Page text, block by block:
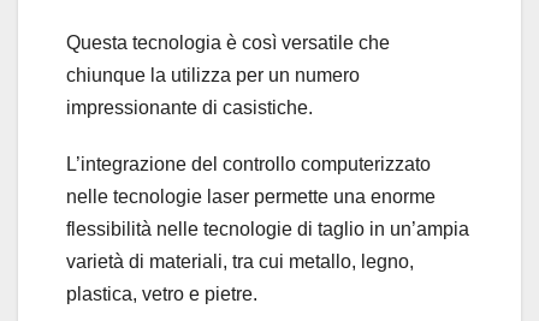
Questa tecnologia è così versatile che
chiunque la utilizza per un numero
impressionante di casistiche.
L’integrazione del controllo computerizzato
nelle tecnologie laser permette una enorme
flessibilità nelle tecnologie di taglio in un’ampia
varietà di materiali, tra cui metallo, legno,
plastica, vetro e pietre.